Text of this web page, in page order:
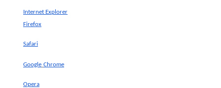
Internet Explorer
Firefox
Safari
Google Chrome
Opera